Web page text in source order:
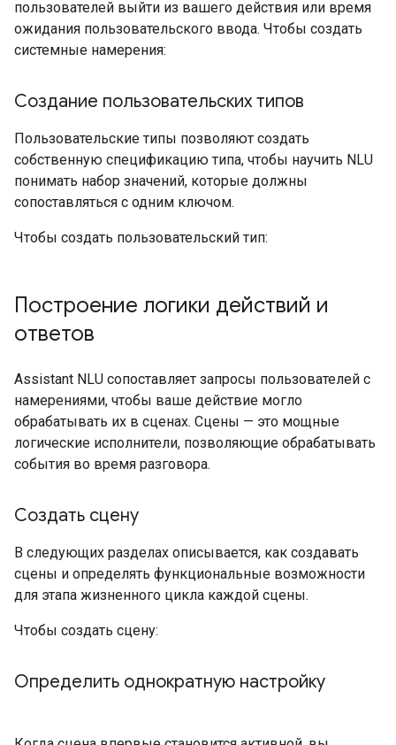
пользователей выйти из вашего действия или время
ожидания пользовательского ввода. Чтобы создать
системные намерения:
Создание пользовательских типов
Пользовательские типы позволяют создать
собственную спецификацию типа, чтобы научить NLU
понимать набор значений, которые должны
сопоставляться с одним ключом.
Чтобы создать пользовательский тип:
Построение логики действий и
ответов
Assistant NLU сопоставляет запросы пользователей с
намерениями, чтобы ваше действие могло
обрабатывать их в сценах. Сцены — это мощные
логические исполнители, позволяющие обрабатывать
события во время разговора.
Создать сцену
В следующих разделах описывается, как создавать
сцены и определять функциональные возможности
для этапа жизненного цикла каждой сцены.
Чтобы создать сцену:
Определить однократную настройку